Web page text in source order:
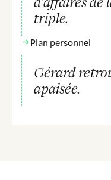
triple.
Plan personnel
Gérard
apaisée.